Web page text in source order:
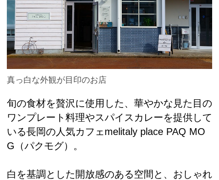
真っ白な外観が目印のお店
旬の食材を贅沢に使用した、華やかな見た目の
ワンプレート料理やスパイスカレーを提供して
いる長岡の人気カフェmelitaly place PAQ MO
G（パクモグ）。
白を基調とした開放感のある空間と、おしゃれ